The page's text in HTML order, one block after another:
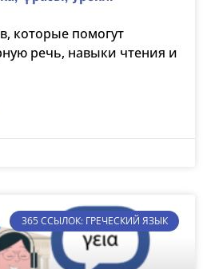
которые помогут
речь, навыки чтения и
365 ССЫЛОК: ГРЕЧЕСКИЙ ЯЗЫК